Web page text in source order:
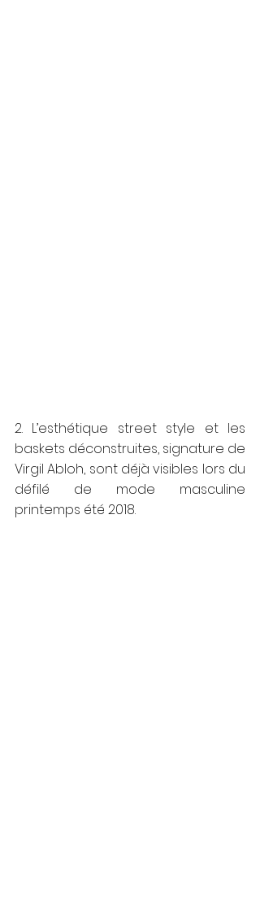
2. L’esthétique street style et les
baskets déconstruites, signature de
Virgil Abloh, sont déjà visibles lors du
défilé de mode masculine
printemps été 2018.